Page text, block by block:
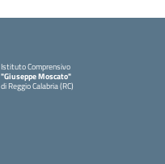
Istituto Comprensivo
"Giuseppe Moscato"
di Reggio Calabria (RC)
— Visita la pagina iniziale della scuola